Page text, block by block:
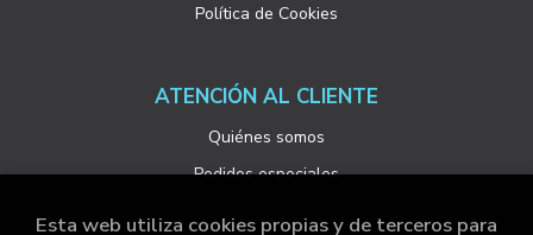
Política de Cookies
ATENCIÓN AL CLIENTE
Quiénes somos
Pedidos especiales
Esta web utiliza cookies propias y de terceros para